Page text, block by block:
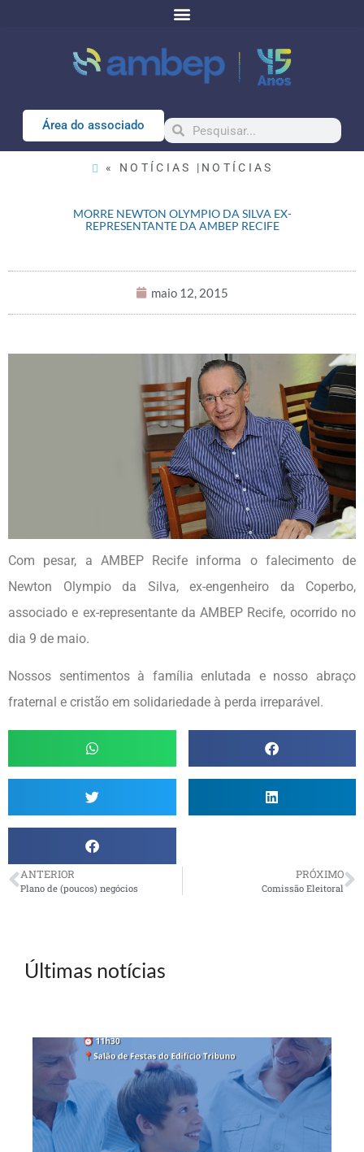
Área do associado
« NOTÍCIAS | NOTÍCIAS
MORRE NEWTON OLYMPIO DA SILVA EX-
REPRESENTANTE DA AMBEP RECIFE
maio 12, 2015
Com pesar, a AMBEP Recife informa o falecimento de
Newton Olympio da Silva, ex-engenheiro da Coperbo,
associado e ex-representante da AMBEP Recife, ocorrido no
dia 9 de maio.
Nossos sentimentos à família enlutada e nosso abraço
fraternal e cristão em solidariedade à perda irreparável.
ANTERIOR
Plano de (poucos) negócios
PRÓXIMO
Comissão Eleitoral
Últimas notícias